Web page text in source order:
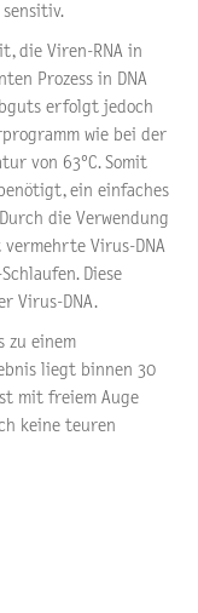
die Viren-RNA in
Prozess in DNA
erfolgt jedoch
wie bei der
von 63°C. Somit
ein einfaches
die Verwendung
Virus-DNA
Diese
Virus-DNA.
zu einem
liegt binnen 30
mit freiem Auge
keine teuren